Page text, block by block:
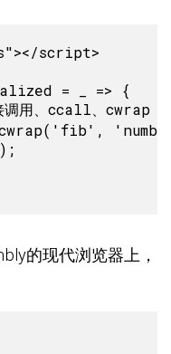
script>
= _ => {
调用、ccall、cwrap
的现代浏览器上，